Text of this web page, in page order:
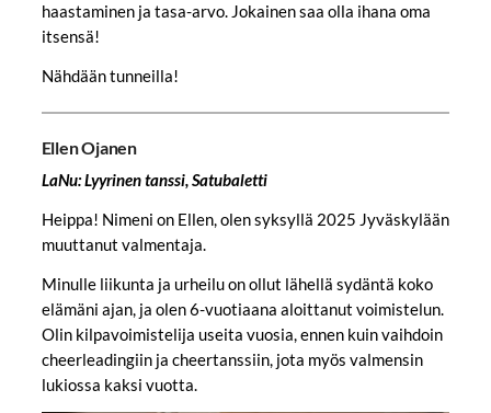
haastaminen ja tasa-arvo. Jokainen saa olla ihana oma
itsensä!
Nähdään tunneilla!
Ellen Ojanen
LaNu: Lyyrinen tanssi, Satubaletti
Heippa! Nimeni on Ellen, olen syksyllä 2025 Jyväskylään
muuttanut valmentaja.
Minulle liikunta ja urheilu on ollut lähellä sydäntä koko
elämäni ajan, ja olen 6-vuotiaana aloittanut voimistelun.
Olin kilpavoimistelija useita vuosia, ennen kuin vaihdoin
cheerleadingiin ja cheertanssiin, jota myös valmensin
lukiossa kaksi vuotta.